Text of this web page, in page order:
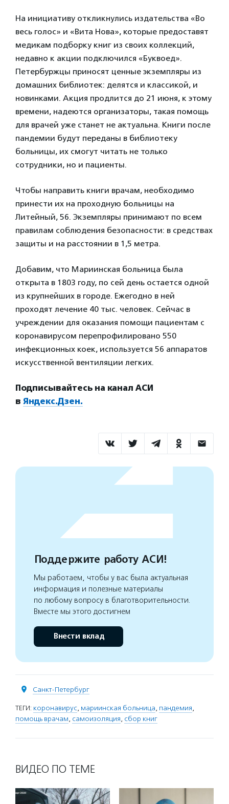
На инициативу откликнулись издательства «Во
весь голос» и «Вита Нова», которые предоставят
медикам подборку книг из своих коллекций,
недавно к акции подключился «Буквоед».
Петербуржцы приносят ценные экземпляры из
домашних библиотек: делятся и классикой, и
новинками. Акция продлится до 21 июня, к этому
времени, надеются организаторы, такая помощь
для врачей уже станет не актуальна. Книги после
пандемии будут переданы в библиотеку
больницы, их смогут читать не только
сотрудники, но и пациенты.
Чтобы направить книги врачам, необходимо
принести их на проходную больницы на
Литейный, 56. Экземпляры принимают по всем
правилам соблюдения безопасности: в средствах
защиты и на расстоянии в 1,5 метра.
Добавим, что Мариинская больница была
открыта в 1803 году, по сей день остается одной
из крупнейших в городе. Ежегодно в ней
проходят лечение 40 тыс. человек. Сейчас в
учреждении для оказания помощи пациентам с
коронавирусом перепрофилировано 550
инфекционных коек, используется 56 аппаратов
искусственной вентиляции легких.
Подписывайтесь на канал АСИ
в Яндекс.Дзен.
Поддержите работу АСИ!
Мы работаем, чтобы у вас была актуальная
информация и полезные материалы
по любому вопросу в благотворительности.
Вместе мы этого достигнем
Внести вклад
Санкт-Петербург
ТЕГИ: коронавирус, мариинская больница, пандемия,
помощь врачам, самоизоляция, сбор книг
ВИДЕО ПО ТЕМЕ